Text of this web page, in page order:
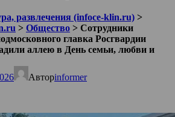
развлечения (infoce-klin.ru) >
> Общество > Сотрудники
главка Росгвардии
аллею в День семьи, любви и
Авторinformer